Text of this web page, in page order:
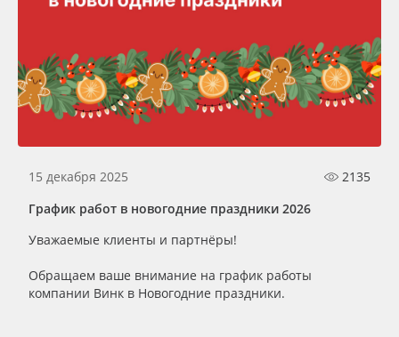
15 декабря 2025
2135
График работ в новогодние праздники 2026
Уважаемые клиенты и партнёры!
Обращаем ваше внимание на график работы
компании Винк в Новогодние праздники.